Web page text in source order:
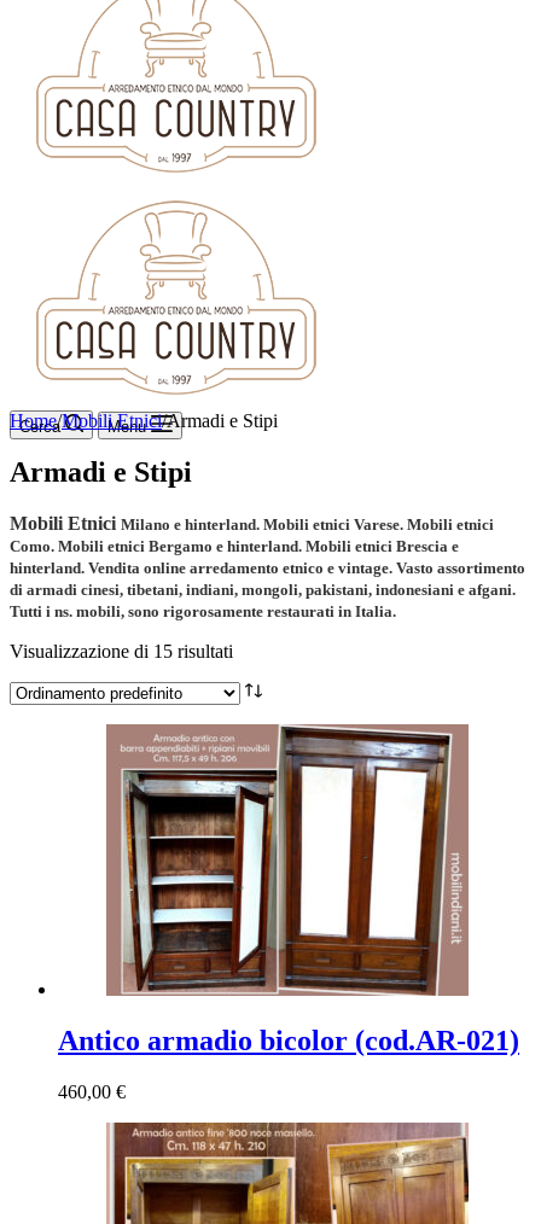
Cerca Menu
Home/Mobili Etnici/Armadi e Stipi
Armadi e Stipi
Mobili Etnici Milano e hinterland. Mobili etnici Varese. Mobili etnici
Como. Mobili etnici Bergamo e hinterland. Mobili etnici Brescia e
hinterland. Vendita online arredamento etnico e vintage. Vasto assortimento
di armadi cinesi, tibetani, indiani, mongoli, pakistani, indonesiani e afgani.
Tutti i ns. mobili, sono rigorosamente restaurati in Italia.
Visualizzazione di 15 risultati
Antico armadio bicolor (cod.AR-021)
460,00 €